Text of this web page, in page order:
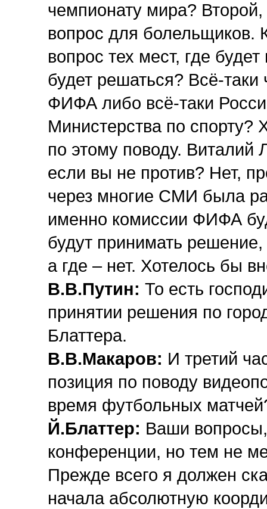
чемпионату мира?
вопрос для болельщиков.
вопрос тех мест, где
будет решаться? Всё-таки
ФИФА либо всё-таки
Министерства по
по этому поводу. Виталий
если вы не против? Нет,
через многие СМИ была
именно комиссии ФИФА
будут принимать
а где – нет. Хотелось бы
В.В.Путин: То есть
принятии решения по
Блаттера.
В.В.Макаров: И третий
позиция по поводу
время футбольных
Й.Блаттер: Ваши
конференции, но тем не
Прежде всего я должен
начала абсолютную